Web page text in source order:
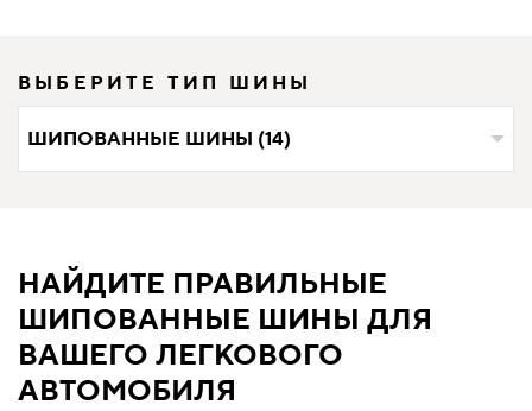
ВЫБЕРИТЕ ТИП ШИНЫ
ШИПОВАННЫЕ ШИНЫ (14)
НАЙДИТЕ ПРАВИЛЬНЫЕ
ШИПОВАННЫЕ ШИНЫ ДЛЯ
ВАШЕГО ЛЕГКОВОГО
АВТОМОБИЛЯ